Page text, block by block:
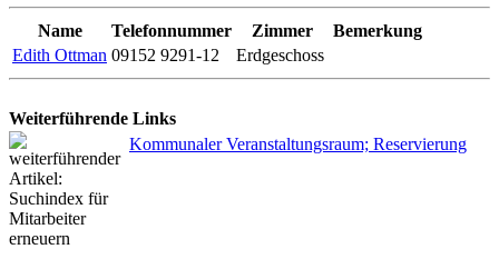
Name Telefonnummer Zimmer
Bemerkung
Edith Ottman 09152 9291-12 Erdgeschoss
Weiterführende Links
Kommunaler Veranstaltungsraum; Reservierung